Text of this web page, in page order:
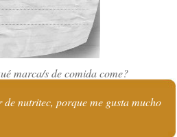
marca/s de comida come?
de nutritec, porque me gusta mucho